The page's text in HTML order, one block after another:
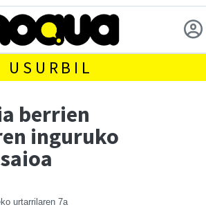
USURBIL
berrien
inguruko
urtarrilaren 7a